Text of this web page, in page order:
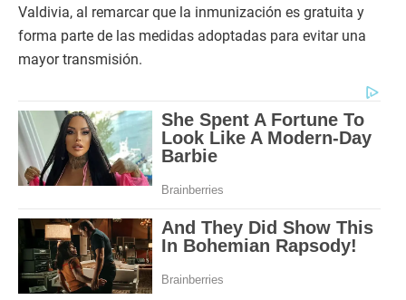
Valdivia, al remarcar que la inmunización es gratuita y
forma parte de las medidas adoptadas para evitar una
mayor transmisión.